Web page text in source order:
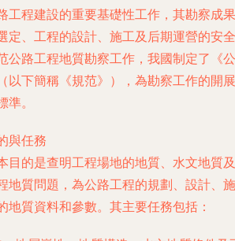
工程建設的重要基礎性工作，其勘察成果
定、工程的設計、施工及后期運營的安全
公路工程地質勘察工作，我國制定了《公
以下簡稱《規范》），為勘察工作的開展
。
與任務
目的是查明工程場地的地質、水文地質及
地質問題，為公路工程的規劃、設計、施
地質資料和參數。其主要任務包括：